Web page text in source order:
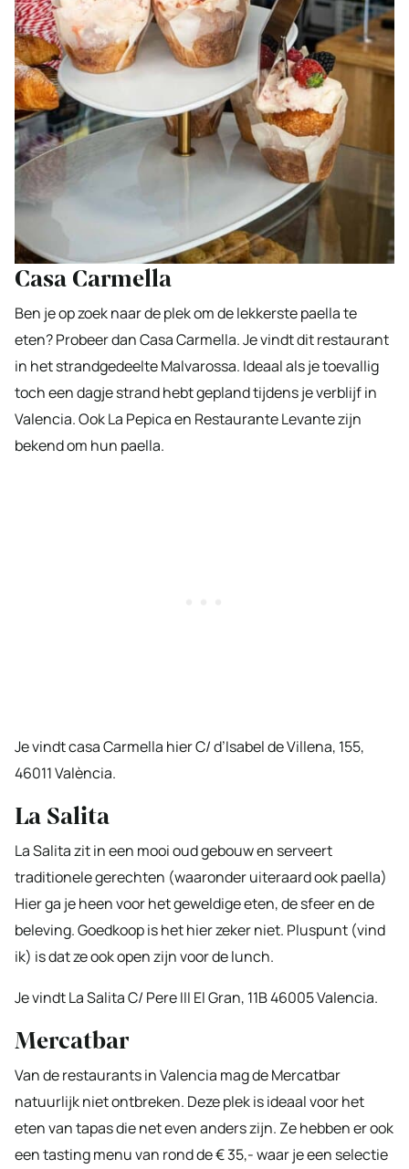
Casa Carmella
Ben je op zoek naar de plek om de lekkerste paella te
eten? Probeer dan Casa Carmella. Je vindt dit restaurant
in het strandgedeelte Malvarossa. Ideaal als je toevallig
toch een dagje strand hebt gepland tijdens je verblijf in
Valencia. Ook La Pepica en Restaurante Levante zijn
bekend om hun paella.
Je vindt casa Carmella hier C/ d’Isabel de Villena, 155,
46011 València.
La Salita
La Salita zit in een mooi oud gebouw en serveert
traditionele gerechten (waaronder uiteraard ook paella)
Hier ga je heen voor het geweldige eten, de sfeer en de
beleving. Goedkoop is het hier zeker niet. Pluspunt (vind
ik) is dat ze ook open zijn voor de lunch.
Je vindt La Salita C/ Pere III El Gran, 11B 46005 Valencia.
Mercatbar
Van de restaurants in Valencia mag de Mercatbar
natuurlijk niet ontbreken. Deze plek is ideaal voor het
eten van tapas die net even anders zijn. Ze hebben er ook
een tasting menu van rond de € 35,- waar je een selectie